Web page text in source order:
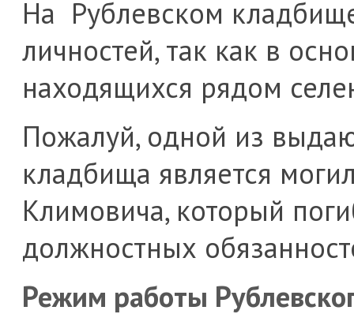
На Рублевском
личностей, так как в
находящихся рядом
Пожалуй, одной из
кладбища является
Климовича, который
должностных
Режим работы